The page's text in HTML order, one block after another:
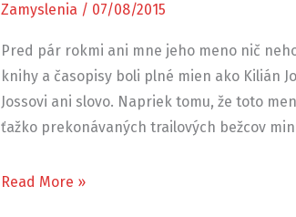
Zamyslenia / 07/08/2015
Pred pár rokmi ani mne jeho meno nič
knihy a časopisy boli plné mien ako Kilián
Jossovi ani slovo. Napriek tomu, že toto
ťažko prekonávaných trailových bežcov
Počuli
Read More »